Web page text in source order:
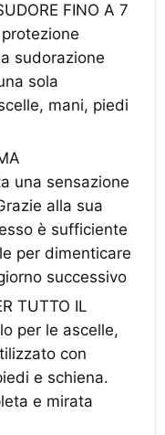
FINO A 7
sudorazione
sola
mani, piedi
una sensazione
alla sua
è sufficiente
per dimenticare
successivo
TUTTO IL
per le ascelle,
con
e schiena.
e mirata